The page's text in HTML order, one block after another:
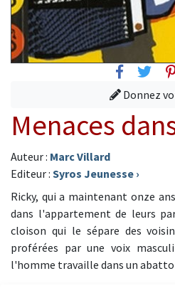
Donnez
Menaces
Auteur : Marc Villard
Editeur : Syros Jeunesse ›
Ricky, qui a maintenant onze
dans l'appartement de leurs
cloison qui le sépare des
proférées par une voix
l'homme travaille dans un